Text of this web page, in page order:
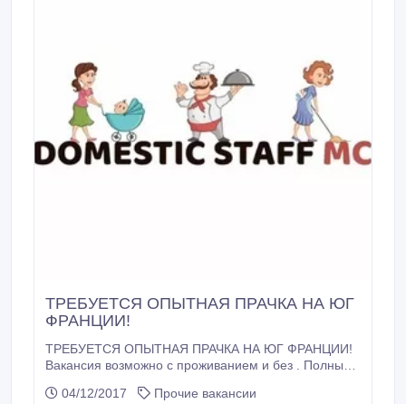
ТРЕБУЕТСЯ ОПЫТНАЯ ПРАЧКА НА ЮГ
ФРАНЦИИ!
ТРЕБУЕТСЯ ОПЫТНАЯ ПРАЧКА НА ЮГ ФРАНЦИИ!
Вакансия возможно с проживанием и без . Полный
глажка , и уход за гардеробом VIP. Требование:
04/12/2017
Прочие вакансии